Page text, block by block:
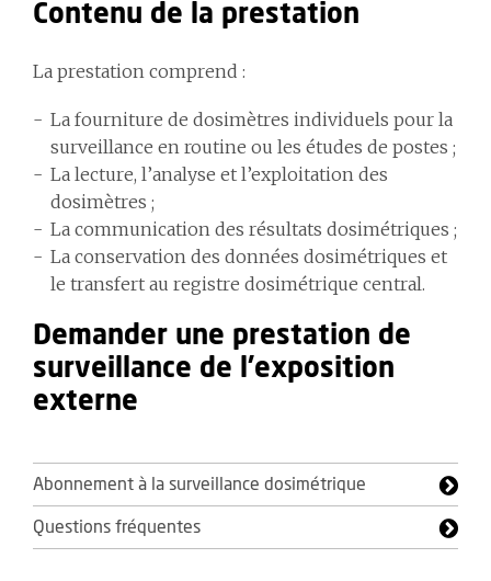
Contenu de la prestation
La prestation comprend :
La fourniture de dosimètres individuels pour la
surveillance en routine ou les études de postes ;
La lecture, l’analyse et l’exploitation des
dosimètres ;
La communication des résultats dosimétriques ;
La conservation des données dosimétriques et
le transfert au registre dosimétrique central.
Demander une prestation de
surveillance de l'exposition
externe
Abonnement à la surveillance dosimétrique
Questions fréquentes